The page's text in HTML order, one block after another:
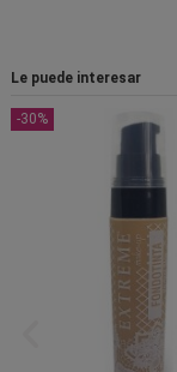
Le puede interesar
-30%